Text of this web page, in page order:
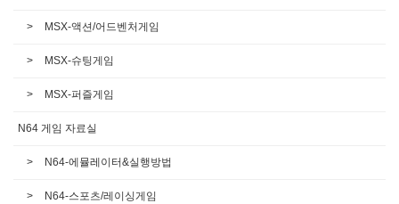
MSX-액션/어드벤처게임
MSX-슈팅게임
MSX-퍼즐게임
N64 게임 자료실
N64-에뮬레이터&실행방법
N64-스포츠/레이싱게임